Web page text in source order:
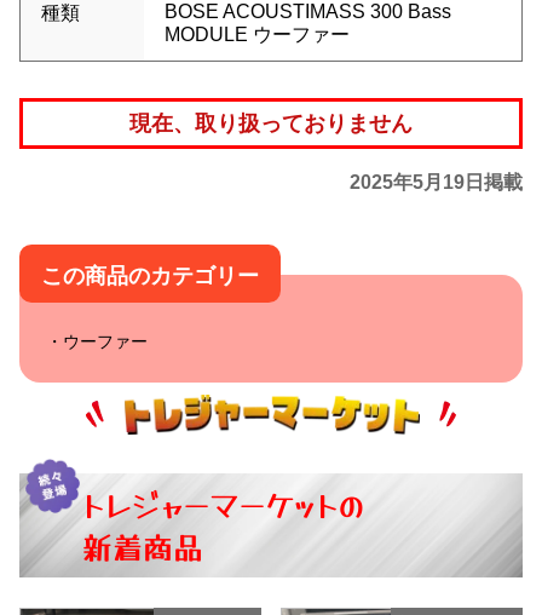
種類
BOSE ACOUSTIMASS 300 Bass
MODULE ウーファー
現在、取り扱っておりません
2025年5月19日掲載
この商品のカテゴリー
ウーファー
トレジャーマーケットの
新着商品